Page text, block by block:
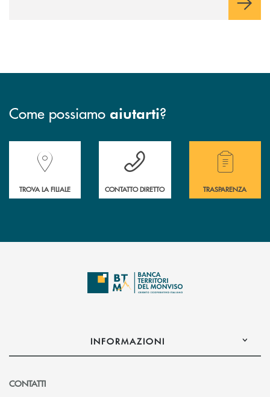
Come possiamo aiutarti?
Accedi all' elenco completo delle filiali della Banca.
TROVA LA FILIALE
Hai bisogno di assistenza immediata?
CONTATTO DIRETTO
Hai bisogno di
TRASPARENZA
INFORMAZIONI
CONTATTI